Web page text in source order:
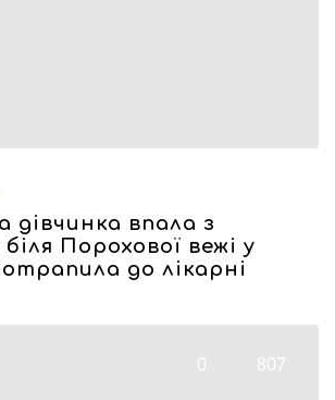
дівчинка впала з
Порохової вежі у
до лікарні
0 807